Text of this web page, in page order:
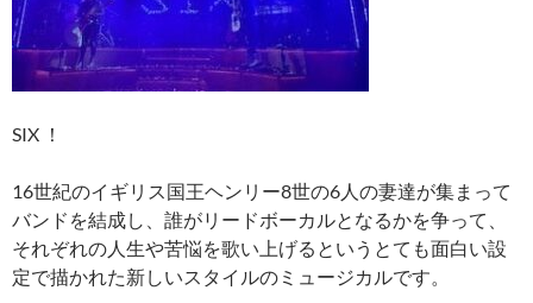
SIX ！
16世紀のイギリス国王ヘンリー8世の6人の妻達が集まって
バンドを結成し、誰がリードボーカルとなるかを争って、
それぞれの人生や苦悩を歌い上げるというとても面白い設
定で描かれた新しいスタイルのミュージカルです。